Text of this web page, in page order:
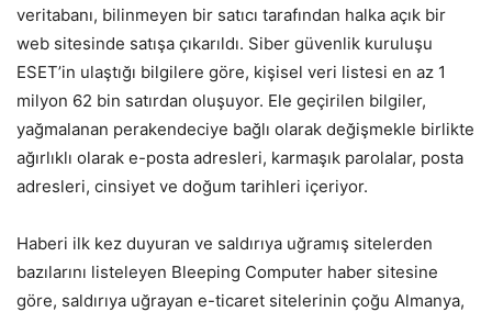
veritabanı, bilinmeyen bir satıcı tarafından halka açık bir
web sitesinde satışa çıkarıldı. Siber güvenlik kuruluşu
ESET’in ulaştığı bilgilere göre, kişisel veri listesi en az 1
milyon 62 bin satırdan oluşuyor. Ele geçirilen bilgiler,
yağmalanan perakendeciye bağlı olarak değişmekle birlikte
ağırlıklı olarak e-posta adresleri, karmaşık parolalar, posta
adresleri, cinsiyet ve doğum tarihleri içeriyor.
Haberi ilk kez duyuran ve saldırıya uğramış sitelerden
bazılarını listeleyen Bleeping Computer haber sitesine
göre, saldırıya uğrayan e-ticaret sitelerinin çoğu Almanya,